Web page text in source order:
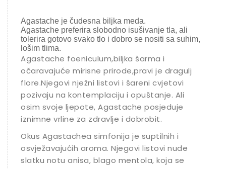
Agastache je čudesna biljka meda.
Agastache preferira slobodno isušivanje tla, ali
tolerira gotovo svako tlo i dobro se nositi sa suhim,
lošim tlima.
Agastache foeniculum,biljka šarma i
očaravajuće mirisne prirode,pravi je dragulj
flore.Njegovi nježni listovi i šareni cvjetovi
pozivaju na kontemplaciju i opuštanje. Ali
osim svoje ljepote, Agastache posjeduje
iznimne vrline za zdravlje i dobrobit.
Okus Agastachea simfonija je suptilnih i
osvježavajućih aroma. Njegovi listovi nude
slatku notu anisa, blago mentola, koja se